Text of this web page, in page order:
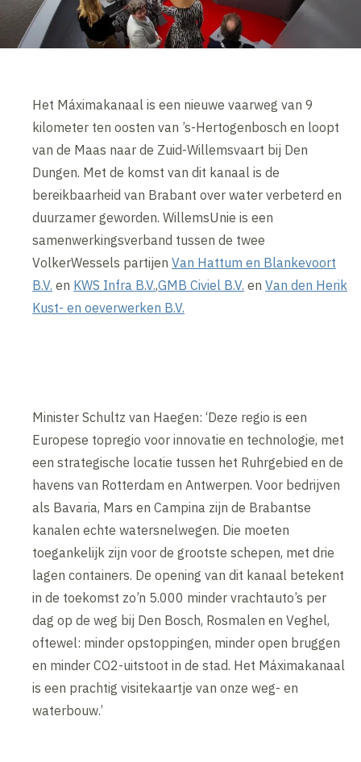
Het Máximakanaal is een nieuwe vaarweg van 9
kilometer ten oosten van ’s-Hertogenbosch en loopt
van de Maas naar de Zuid-Willemsvaart bij Den
Dungen. Met de komst van dit kanaal is de
bereikbaarheid van Brabant over water verbeterd en
duurzamer geworden. WillemsUnie is een
samenwerkingsverband tussen de twee
VolkerWessels partijenVan Hattum en Blankevoort
B.V. en KWS Infra B.V.,GMB Civiel B.V. enVan den Herik
Kust- en oeverwerken B.V.
Minister Schultz van Haegen: ‘Deze regio is een
Europese topregio voor innovatie en technologie, met
een strategische locatie tussen het Ruhrgebied en de
havens van Rotterdam en Antwerpen. Voor bedrijven
als Bavaria, Mars en Campina zijn de Brabantse
kanalen echte watersnelwegen. Die moeten
toegankelijk zijn voor de grootste schepen, met drie
lagen containers. De opening van dit kanaal betekent
in de toekomst zo’n 5.000 minder vrachtauto’s per
dag op de weg bij Den Bosch, Rosmalen en Veghel,
oftewel: minder opstoppingen, minder open bruggen
en minder CO2-uitstoot in de stad. Het Máximakanaal
is een prachtig visitekaartje van onze weg- en
waterbouw.’